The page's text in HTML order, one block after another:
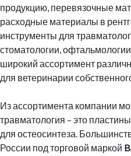
продукцию, перевязочные
расходные материалы в
инструменты для
стоматологии,
широкий ассортимент
для ветеринарии
Из ассортимента компании
травматология – это
для остеосинтеза.
России под торговой маркой